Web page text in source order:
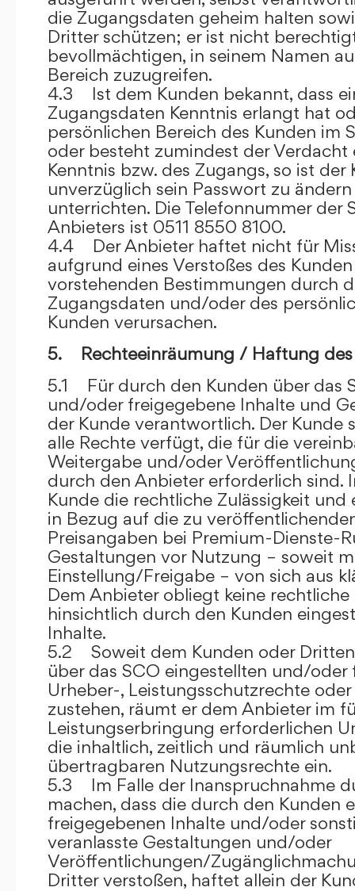
die Zugangsdaten geheim halten
Dritter schützen; er ist nicht
bevollmächtigen, in seinem Namen
Bereich zuzugreifen.
4.3 Ist dem Kunden bekannt, dass
Zugangsdaten Kenntnis erlangt hat
persönlichen Bereich des Kunden im
oder besteht zumindest der Verdacht
Kenntnis bzw. des Zugangs, so ist
unverzüglich sein Passwort zu
unterrichten. Die Telefonnummer der
Anbieters ist 0511 8550 8100.
4.4 Der Anbieter haftet nicht für
aufgrund eines Verstoßes des
vorstehenden Bestimmungen durch
Zugangsdaten und/oder des
Kunden verursachen.
5. Rechteeinräumung / Haftung des
5.1 Für durch den Kunden über das
und/oder freigegebene Inhalte und
der Kunde verantwortlich. Der Kunde
alle Rechte verfügt, die für die
Weitergabe und/oder
durch den Anbieter erforderlich sind.
Kunde die rechtliche Zulässigkeit
in Bezug auf die zu
Preisangaben bei Premium-Dienste-
Gestaltungen vor Nutzung – soweit
Einstellung/Freigabe – von sich aus
Dem Anbieter obliegt keine
hinsichtlich durch den Kunden
Inhalte.
5.2 Soweit dem Kunden oder
über das SCO eingestellten und/
Urheber-, Leistungsschutzrechte
zustehen, räumt er dem Anbieter im
Leistungserbringung erforderlichen
die inhaltlich, zeitlich und räumlich
übertragbaren Nutzungsrechte ein.
5.3 Im Falle der Inanspruchnahme
machen, dass die durch den Kunden
freigegebenen Inhalte und/oder
veranlasste Gestaltungen und/oder
Veröffentlichungen/
Dritter verstoßen, haftet allein der